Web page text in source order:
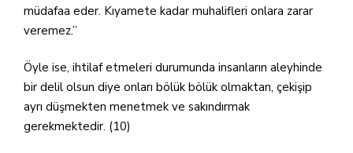
müdafaa eder. Kıyamete kadar muhalifleri onlara zarar
veremez.”
Öyle ise, ihtilaf etmeleri durumunda insanların aleyhinde
bir delil olsun diye onları bölük bölük olmaktan, çekişip
ayrı düşmekten menetmek ve sakındırmak
gerekmektedir. (10)